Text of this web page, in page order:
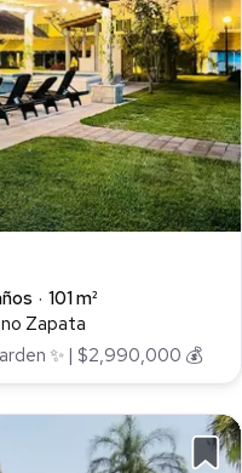
101 m²
Zapata
✨ | $2,990,000 💰